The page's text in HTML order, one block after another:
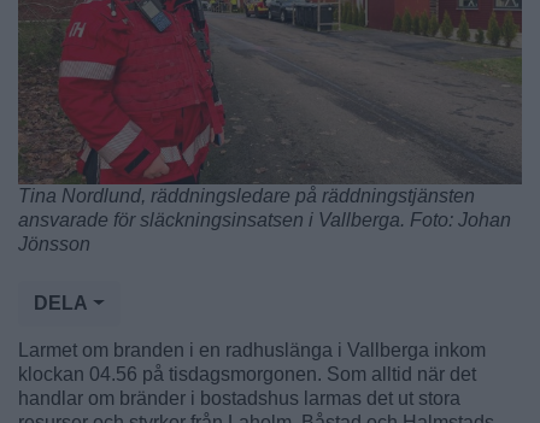
Tina Nordlund, räddningsledare på räddningstjänsten
ansvarade för släckningsinsatsen i Vallberga. Foto: Johan
Jönsson
DELA
Larmet om branden i en radhuslänga i Vallberga inkom
klockan 04.56 på tisdagsmorgonen. Som alltid när det
handlar om bränder i bostadshus larmas det ut stora